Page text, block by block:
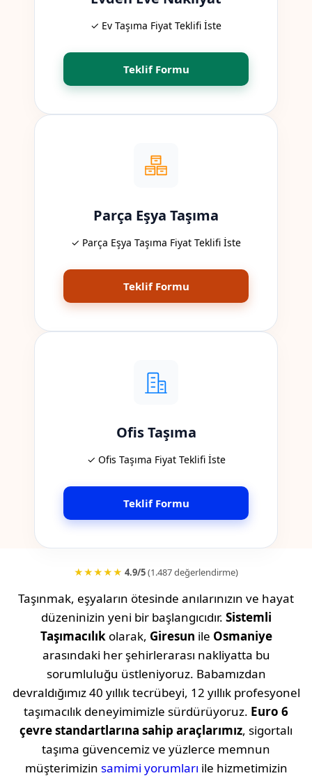
✓ Ev Taşıma Fiyat Teklifi İste
Teklif Formu
Parça Eşya Taşıma
✓ Parça Eşya Taşıma Fiyat Teklifi İste
Teklif Formu
Ofis Taşıma
✓ Ofis Taşıma Fiyat Teklifi İste
Teklif Formu
★★★★★ 4.9/5(1.487 değerlendirme)
Taşınmak, eşyaların ötesinde anılarınızın ve hayat
düzeninizin yeni bir başlangıcıdır. Sistemli
Taşımacılıkolarak, Giresun ile Osmaniye
arasındaki her şehirlerarası nakliyatta bu
sorumluluğu üstleniyoruz. Babamızdan
devraldığımız 40 yıllık tecrübeyi, 12 yıllık profesyonel
taşımacılık deneyimimizle sürdürüyoruz. Euro 6
çevre standartlarına sahip araçlarımız, sigortalı
taşıma güvencemiz ve yüzlerce memnun
müşterimizin samimi yorumları ile hizmetimizin